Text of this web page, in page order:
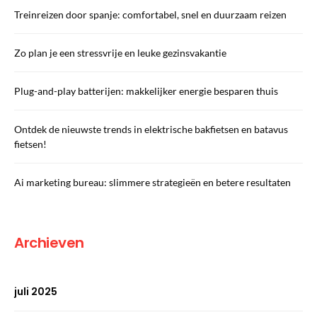
Treinreizen door spanje: comfortabel, snel en duurzaam reizen
Zo plan je een stressvrije en leuke gezinsvakantie
Plug-and-play batterijen: makkelijker energie besparen thuis
Ontdek de nieuwste trends in elektrische bakfietsen en batavus
fietsen!
Ai marketing bureau: slimmere strategieën en betere resultaten
Archieven
juli 2025